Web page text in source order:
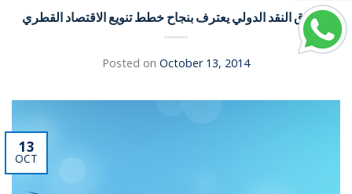
صندوق النقد الدولي يعترف بنجاح خطط تنويع الاقتصاد القطري
Posted on October 13, 2014
13
OCT